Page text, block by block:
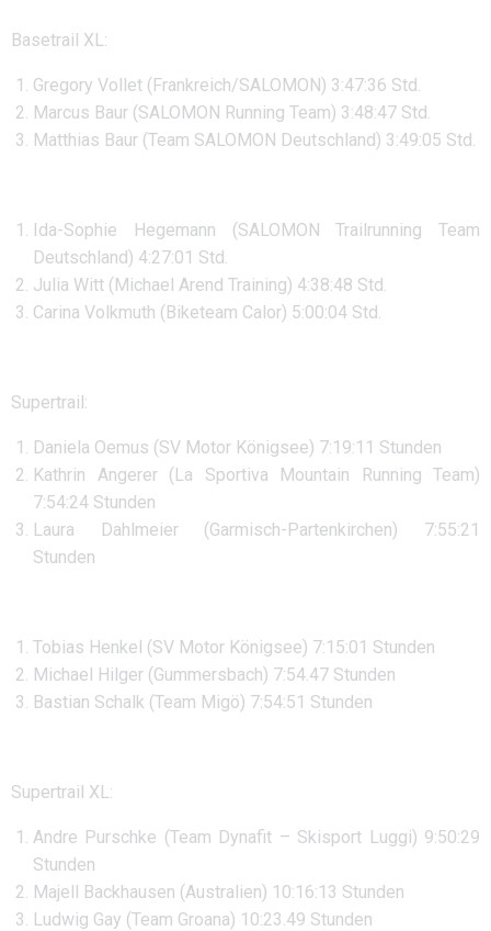
Basetrail XL:
Gregory Vollet (Frankreich/SALOMON) 3:47:36 Std.
Marcus Baur (SALOMON Running Team) 3:48:47 Std.
Matthias Baur (Team SALOMON Deutschland) 3:49:05 Std.
Ida-Sophie Hegemann (SALOMON Trailrunning Team
Deutschland) 4:27:01 Std.
Julia Witt (Michael Arend Training) 4:38:48 Std.
Carina Volkmuth (Biketeam Calor) 5:00:04 Std.
Supertrail:
Daniela Oemus (SV Motor Königsee) 7:19:11 Stunden
Kathrin Angerer (La Sportiva Mountain Running Team)
7:54:24 Stunden
Laura Dahlmeier (Garmisch-Partenkirchen) 7:55:21
Stunden
Tobias Henkel (SV Motor Königsee) 7:15:01 Stunden
Michael Hilger (Gummersbach) 7:54.47 Stunden
Bastian Schalk (Team Migö) 7:54:51 Stunden
Supertrail XL:
Andre Purschke (Team Dynafit – Skisport Luggi) 9:50:29
Stunden
Majell Backhausen (Australien) 10:16:13 Stunden
Ludwig Gay (Team Groana) 10:23.49 Stunden